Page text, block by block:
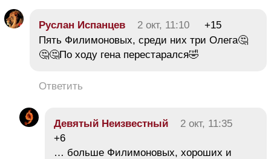
Руслан Испанцев 2 окт, 11:10
+15
Пять Филимоновых, среди них три Олега🤔
🤔🤔По ходу гена перестарался🤣
Ответить
Девятый Неизвестный
2 окт, 11:35
+6
… больше Филимоновых, хороших и